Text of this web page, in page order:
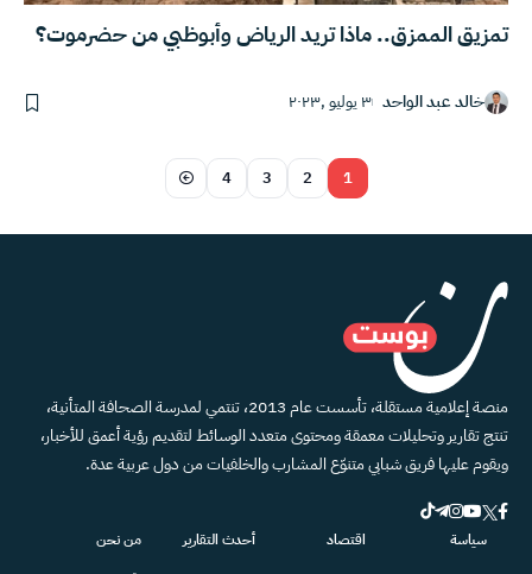
تمزيق الممزق.. ماذا تريد الرياض وأبوظبي من حضرموت؟
خالد عبد الواحد ٣ يوليو ,٢٠٢٣
1
2
3
4
منصة إعلامية مستقلة، تأسست عام 2013، تنتمي لمدرسة الصحافة المتأنية،
تنتج تقارير وتحليلات معمقة ومحتوى متعدد الوسائط لتقديم رؤية أعمق للأخبار،
ويقوم عليها فريق شبابي متنوّع المشارب والخلفيات من دول عربية عدة.
سياسة
اقتصاد
أحدث التقارير
من نحن